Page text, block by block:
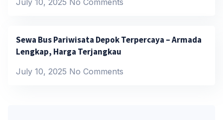
July 10, 2025 No Comments
Sewa Bus Pariwisata Depok Terpercaya – Armada
Lengkap, Harga Terjangkau
July 10, 2025 No Comments